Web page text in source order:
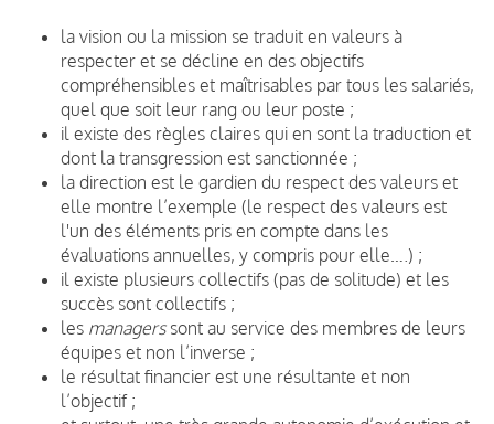
la vision ou la mission se traduit en valeurs à
respecter et se décline en des objectifs
compréhensibles et maîtrisables par tous les salariés,
quel que soit leur rang ou leur poste ;
il existe des règles claires qui en sont la traduction et
dont la transgression est sanctionnée ;
la direction est le gardien du respect des valeurs et
elle montre l’exemple (le respect des valeurs est
l'un des éléments pris en compte dans les
évaluations annuelles, y compris pour elle….) ;
il existe plusieurs collectifs (pas de solitude) et les
succès sont collectifs ;
les managerssont au service des membres de leurs
équipes et non l’inverse ;
le résultat financier est une résultante et non
l’objectif ;